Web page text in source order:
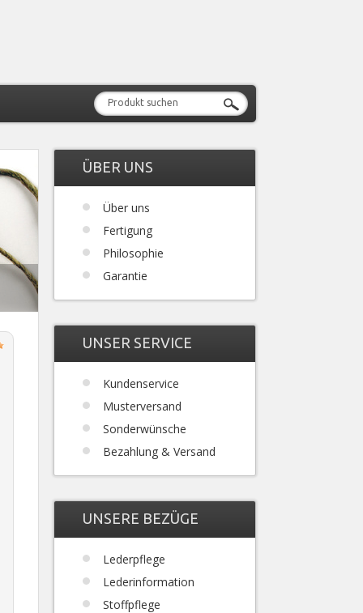
ÜBER UNS
Über uns
Fertigung
Philosophie
Garantie
UNSER SERVICE
Kundenservice
Musterversand
Sonderwünsche
Bezahlung & Versand
UNSERE BEZÜGE
Lederpflege
Lederinformation
Stoffpflege